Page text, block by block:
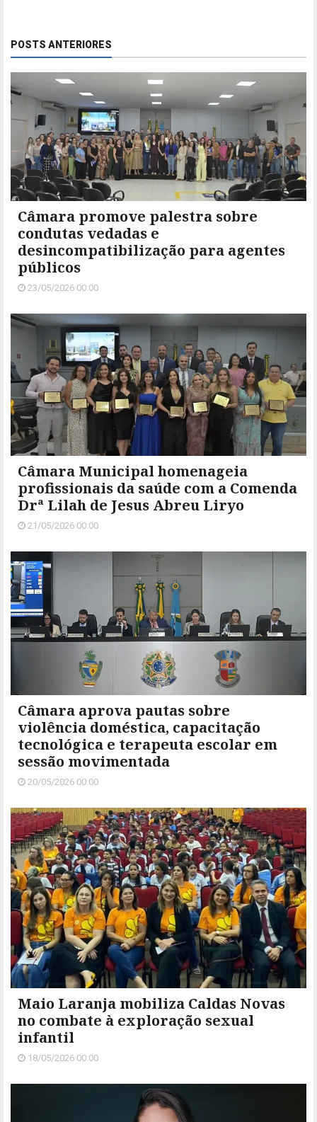
POSTS ANTERIORES
Câmara promove palestra sobre
condutas vedadas e
desincompatibilização para agentes
públicos
23/05/2026 00:00
Câmara Municipal homenageia
profissionais da saúde com a Comenda
Drª Lilah de Jesus Abreu Liryo
21/05/2026 00:00
Câmara aprova pautas sobre
violência doméstica, capacitação
tecnológica e terapeuta escolar em
sessão movimentada
20/05/2026 00:00
Maio Laranja mobiliza Caldas Novas
no combate à exploração sexual
infantil
18/05/2026 00:00